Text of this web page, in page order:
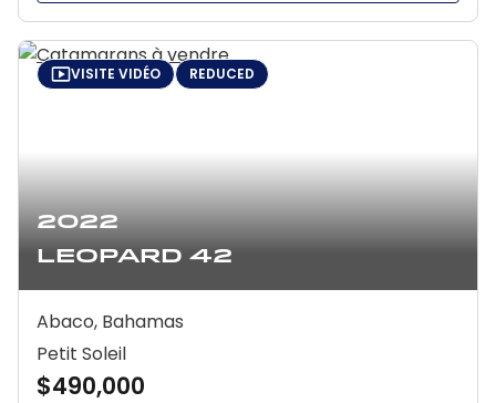
2022
Leopard 42
VISITE VIDÉO REDUCED
Abaco, Bahamas
Petit Soleil
$490,000